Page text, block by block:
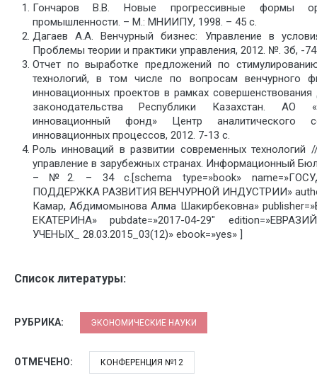
Гончаров В.В. Новые прогрессивные формы
промышленности. – М.: МНИИПУ, 1998. – 45 c.
Дагаев А.А. Венчурный бизнес: Управление в
Проблемы теории и практики управления, 2012. №. 3б, -
Отчет по выработке предложений по
технологий, в том числе по вопросам венчурного
инновационных проектов в рамках
законодательства Республики Казахстан. АО
инновационный фонд» Центр аналитического
инновационных процессов, 2012. 7-13 с.
Роль инноваций в развитии современных технологий
управление в зарубежных странах. Информационный
– №2. – 34 c.[schema type=»book»
ПОДДЕРЖКА РАЗВИТИЯ ВЕНЧУРНОЙ ИНДУСТРИИ»
Камар, Абдимомынова Алма Шакирбековна»
ЕКАТЕРИНА» pubdate=»2017-04-29″
УЧЕНЫХ_ 28.03.2015_03(12)» ebook=»yes» ]
Список литературы:
РУБРИКА: ЭКОНОМИЧЕСКИЕ НАУКИ
ОТМЕЧЕНО: КОНФЕРЕНЦИЯ №12